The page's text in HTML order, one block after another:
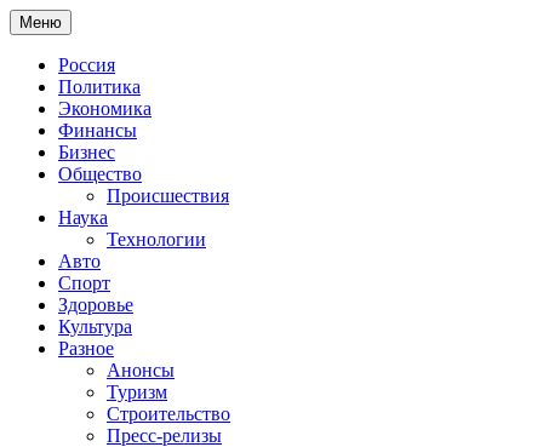
Меню
Россия
Политика
Экономика
Финансы
Бизнес
Общество
Происшествия
Наука
Технологии
Авто
Спорт
Здоровье
Культура
Разное
Анонсы
Туризм
Строительство
Пресс-релизы